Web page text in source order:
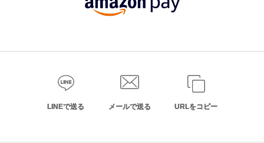
LINEで送る メールで送る URLをコピー